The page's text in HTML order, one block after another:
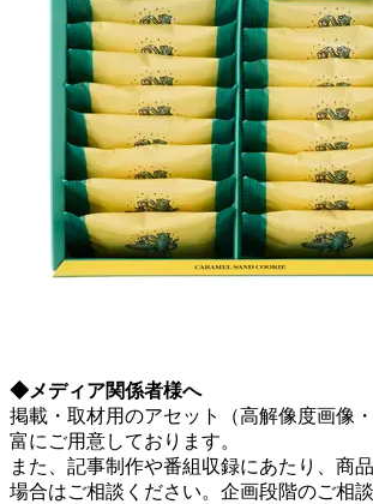
◆メディア関係者様へ
掲載・取材用のアセット（高解像度画像
富にご用意しております。
また、記事制作や番組収録にあたり、商
場合はご相談ください。企画段階のご相